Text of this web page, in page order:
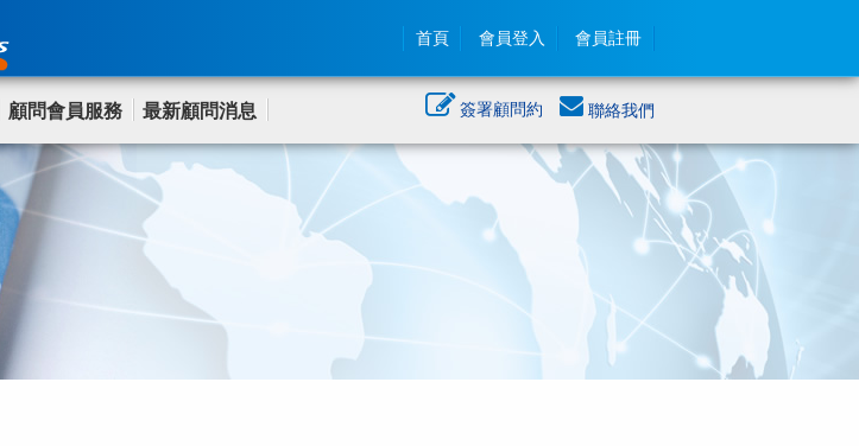
首頁 會員登入 會員註冊
顧問會員服務 最新顧問消息 簽署顧問約 聯絡我們